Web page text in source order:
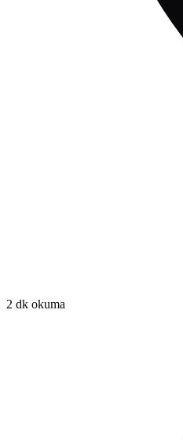
2 dk okuma